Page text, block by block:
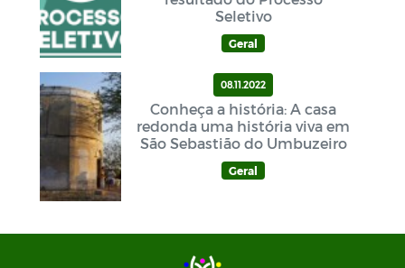
Seletivo
Geral
08.11.2022
Conheça a história: A casa
redonda uma história viva em
São Sebastião do Umbuzeiro
Geral